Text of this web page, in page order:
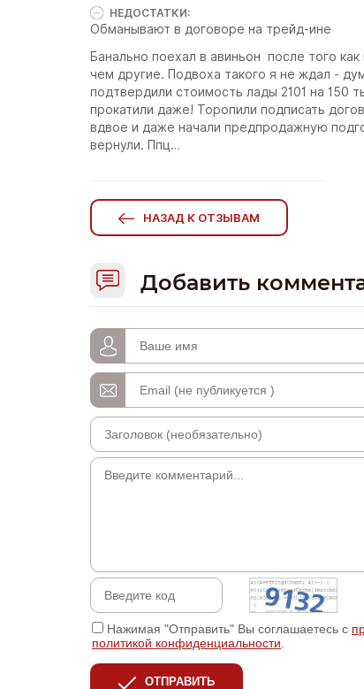
НЕДОСТАТКИ:
Обманывают в договоре на трейд-ине
Банально поехал в авиньон после того
чем другие. Подвоха такого я не ждал -
подтвердили стоимость лады 2101 на 150
прокатили даже! Торопили подписать
вдвое и даже начали предпродажную
вернули. Ппц…
НАЗАД К ОТЗЫВАМ
Добавить
Нажимая "Отправить" Вы соглашаетесь с
политикой конфиденциальности
ОТПРАВИТЬ